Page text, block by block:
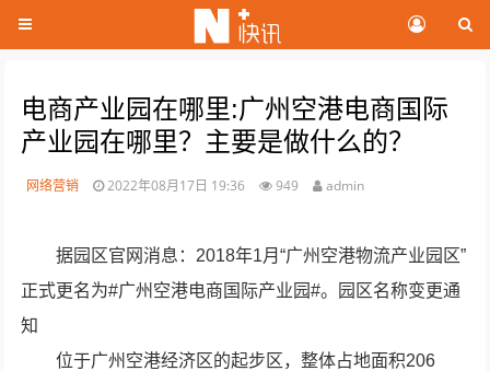
电商产业园在哪里:广州空港电商国际
产业园在哪里？主要是做什么的？
网络营销 2022年08月17日 19:36 949 admin
据园区官网消息：2018年1月“广州空港物流产业园区”
正式更名为#广州空港电商国际产业园#。园区名称变更通
知
位于广州空港经济区的起步区，整体占地面积206